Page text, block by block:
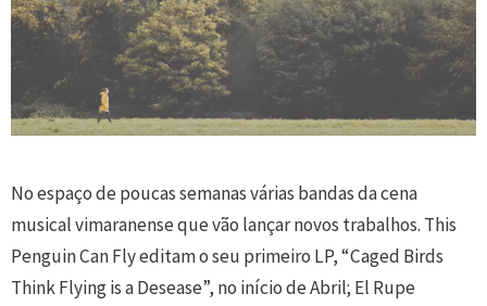
No espaço de poucas semanas várias bandas da cena
musical vimaranense que vão lançar novos trabalhos. This
Penguin Can Fly editam o seu primeiro LP, “Caged Birds
Think Flying is a Desease”, no início de Abril; El Rupe